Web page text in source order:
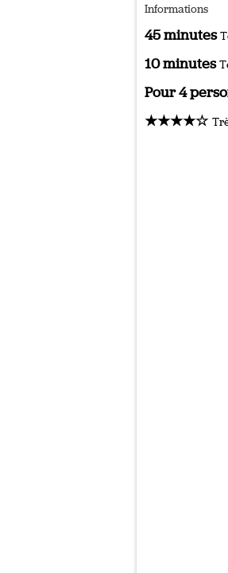
Informations
45 minutes
10 minutes
Pour 4
★★★★☆